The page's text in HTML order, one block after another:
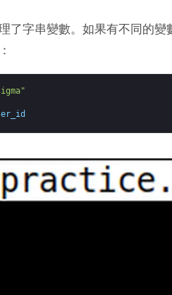
了字串變數。如果有不同的變